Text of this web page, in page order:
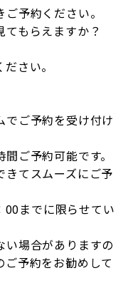
予約ください。
もらえますか？
さい。
でご予約を受け付け
ご予約可能です。
きてスムーズにご予
までに限らせてい
い場合がありますの
予約をお勧めして